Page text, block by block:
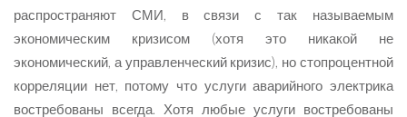
распространяют СМИ, в связи с так называемым
экономическим кризисом (хотя это никакой не
экономический, а управленческий кризис), но стопроцентной
корреляции нет, потому что услуги аварийного электрика
востребованы всегда. Хотя любые услуги востребованы